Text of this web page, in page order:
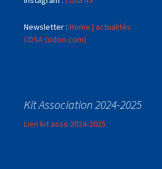
Newsletter : Home | actualités
CDSA (odoo.com)
Kit Association 2024-2025
Lien kit asso 2024-2025